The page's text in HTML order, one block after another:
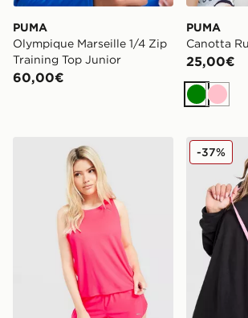
PUMA
Olympique Marseille 1/4 Zip
Training Top Junior
60,00€
PUMA
Canotta
25,00€
VerdeRosa
PUMA Canotta Running Velocity
PUMA
-37%